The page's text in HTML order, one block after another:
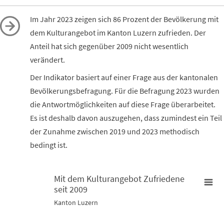
Im Jahr 2023 zeigen sich 86 Prozent der Bevölkerung mit
dem Kulturangebot im Kanton Luzern zufrieden. Der
Anteil hat sich gegenüber 2009 nicht wesentlich
verändert.
Der Indikator basiert auf einer Frage aus der kantonalen
Bevölkerungsbefragung. Für die Befragung 2023 wurden
die Antwortmöglichkeiten auf diese Frage überarbeitet.
Es ist deshalb davon auszugehen, dass zumindest ein Teil
der Zunahme zwischen 2019 und 2023 methodisch
bedingt ist.
Mit dem Kulturangebot Zufriedene seit 2009
Mit dem Kulturangebot Zufriedene
seit 2009
Kanton Luzern